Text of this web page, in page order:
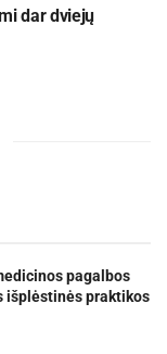
dar dviejų
pagalbos
išplėstinės praktikos